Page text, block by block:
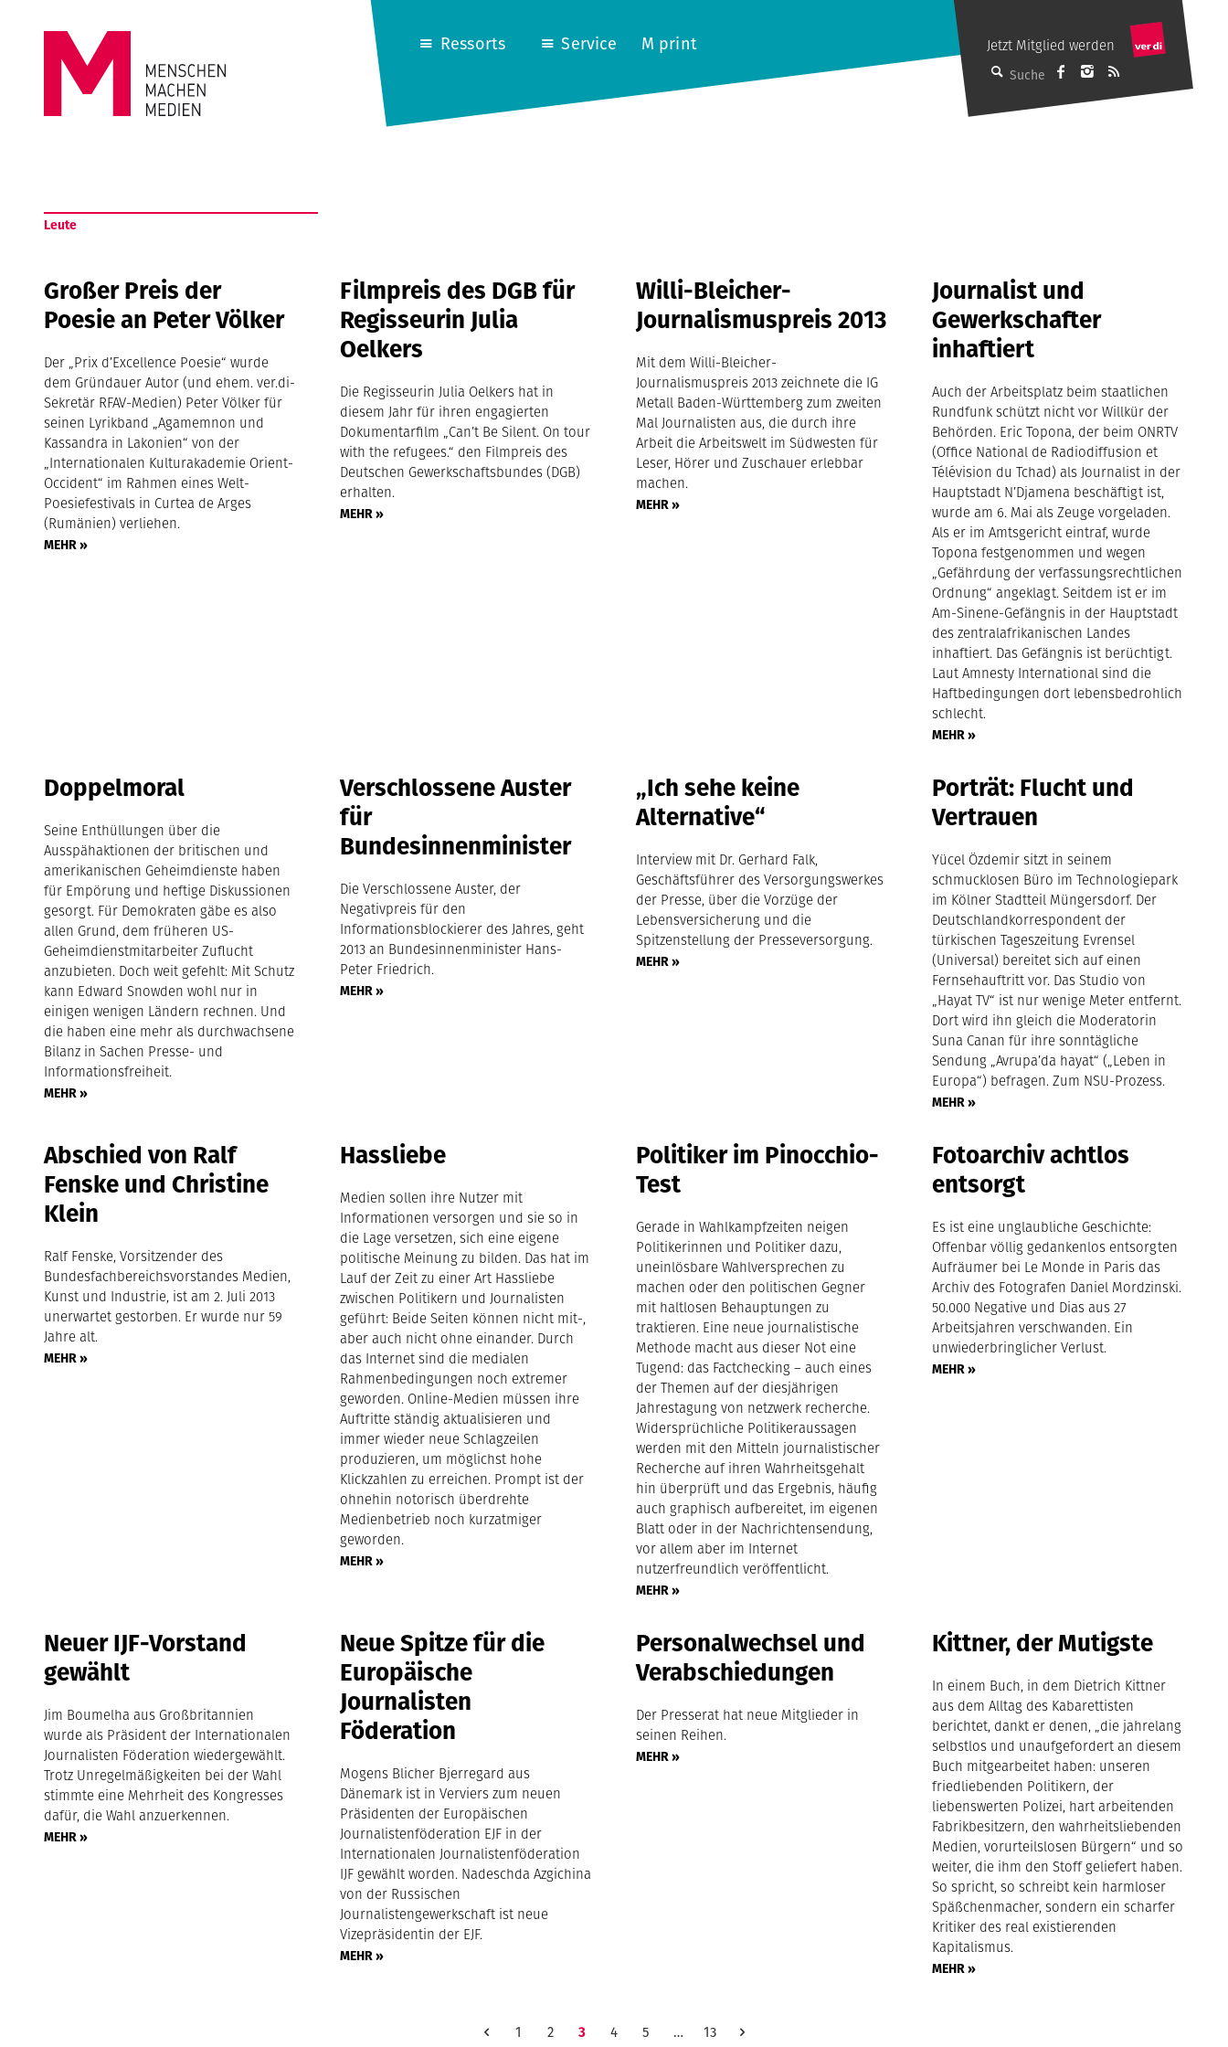
MACHEN
MEDIEN
Ressorts Service M print Jetzt Mitglied werden
Suche dju auf Facebook
M auf Instagram
Abonniere
Leute
Großer Preis der
Poesie an Peter Völker
Der „Prix d’Excellence Poesie“ wurde
dem Gründauer Autor (und ehem. ver.di-
Sekretär RFAV-Medien) Peter Völker für
seinen Lyrikband „Agamemnon und
Kassandra in Lakonien“ von der
„Internationalen Kulturakademie Orient-
Occident“ im Rahmen eines Welt-
Poesiefestivals in Curtea de Arges
(Rumänien) verliehen.
MEHR »
Filmpreis des DGB für
Regisseurin Julia
Oelkers
Die Regisseurin Julia Oelkers hat in
diesem Jahr für ihren engagierten
Dokumentarfilm „Can’t Be Silent. On tour
with the refugees.“ den Filmpreis des
Deutschen Gewerkschaftsbundes (DGB)
erhalten.
MEHR »
Willi-Bleicher-
Journalismuspreis 2013
Mit dem Willi-Bleicher-
Journalismuspreis 2013 zeichnete die IG
Metall Baden-Württemberg zum zweiten
Mal Journalisten aus, die durch ihre
Arbeit die Arbeitswelt im Südwesten für
Leser, Hörer und Zuschauer erlebbar
machen.
MEHR »
Journalist und
Gewerkschafter
inhaftiert
Auch der Arbeitsplatz beim staatlichen
Rundfunk schützt nicht vor Willkür der
Behörden. Eric Topona, der beim ONRTV
(Office National de Radiodiffusion et
Télévision du Tchad) als Journalist in der
Hauptstadt N’Djamena beschäftigt ist,
wurde am 6. Mai als Zeuge vorgeladen.
Als er im Amtsgericht eintraf, wurde
Topona festgenommen und wegen
„Gefährdung der verfassungsrechtlichen
Ordnung“ angeklagt. Seitdem ist er im
Am-Sinene-Gefängnis in der Hauptstadt
des zentralafrikanischen Landes
inhaftiert. Das Gefängnis ist berüchtigt.
Laut Amnesty International sind die
Haftbedingungen dort lebensbedrohlich
schlecht.
MEHR »
Doppelmoral
Seine Enthüllungen über die
Ausspähaktionen der britischen und
amerikanischen Geheimdienste haben
für Empörung und heftige Diskussionen
gesorgt. Für Demokraten gäbe es also
allen Grund, dem früheren US-
Geheimdienstmitarbeiter Zuflucht
anzubieten. Doch weit gefehlt: Mit Schutz
kann Edward Snowden wohl nur in
einigen wenigen Ländern rechnen. Und
die haben eine mehr als durchwachsene
Bilanz in Sachen Presse- und
Informationsfreiheit.
MEHR »
Verschlossene Auster
für
Bundesinnenminister
Die Verschlossene Auster, der
Negativpreis für den
Informationsblockierer des Jahres, geht
2013 an Bundesinnenminister Hans-
Peter Friedrich.
MEHR »
„Ich sehe keine
Alternative“
Interview mit Dr. Gerhard Falk,
Geschäftsführer des Versorgungswerkes
der Presse, über die Vorzüge der
Lebensversicherung und die
Spitzenstellung der Presseversorgung.
MEHR »
Porträt: Flucht und
Vertrauen
Yücel Özdemir sitzt in seinem
schmucklosen Büro im Technologiepark
im Kölner Stadtteil Müngersdorf. Der
Deutschlandkorrespondent der
türkischen Tageszeitung Evrensel
(Universal) bereitet sich auf einen
Fernsehauftritt vor. Das Studio von
„Hayat TV“ ist nur wenige Meter entfernt.
Dort wird ihn gleich die Moderatorin
Suna Canan für ihre sonntägliche
Sendung „Avrupa’da hayat“ („Leben in
Europa“) befragen. Zum NSU-Prozess.
MEHR »
Abschied von Ralf
Fenske und Christine
Klein
Ralf Fenske, Vorsitzender des
Bundesfachbereichsvorstandes Medien,
Kunst und Industrie, ist am 2. Juli 2013
unerwartet gestorben. Er wurde nur 59
Jahre alt.
MEHR »
Hassliebe
Medien sollen ihre Nutzer mit
Informationen versorgen und sie so in
die Lage versetzen, sich eine eigene
politische Meinung zu bilden. Das hat im
Lauf der Zeit zu einer Art Hassliebe
zwischen Politikern und Journalisten
geführt: Beide Seiten können nicht mit-,
aber auch nicht ohne einander. Durch
das Internet sind die medialen
Rahmenbedingungen noch extremer
geworden. Online-Medien müssen ihre
Auftritte ständig aktualisieren und
immer wieder neue Schlagzeilen
produzieren, um möglichst hohe
Klickzahlen zu erreichen. Prompt ist der
ohnehin notorisch überdrehte
Medienbetrieb noch kurzatmiger
geworden.
MEHR »
Politiker im Pinocchio-
Test
Gerade in Wahlkampfzeiten neigen
Politikerinnen und Politiker dazu,
uneinlösbare Wahlversprechen zu
machen oder den politischen Gegner
mit haltlosen Behauptungen zu
traktieren. Eine neue journalistische
Methode macht aus dieser Not eine
Tugend: das Factchecking – auch eines
der Themen auf der diesjährigen
Jahrestagung von netzwerk recherche.
Widersprüchliche Politikeraussagen
werden mit den Mitteln journalistischer
Recherche auf ihren Wahrheitsgehalt
hin überprüft und das Ergebnis, häufig
auch graphisch aufbereitet, im eigenen
Blatt oder in der Nachrichtensendung,
vor allem aber im Internet
nutzerfreundlich veröffentlicht.
MEHR »
Fotoarchiv achtlos
entsorgt
Es ist eine unglaubliche Geschichte:
Offenbar völlig gedankenlos entsorgten
Aufräumer bei Le Monde in Paris das
Archiv des Fotografen Daniel Mordzinski.
50.000 Negative und Dias aus 27
Arbeitsjahren verschwanden. Ein
unwiederbringlicher Verlust.
MEHR »
Neuer IJF-Vorstand
gewählt
Jim Boumelha aus Großbritannien
wurde als Präsident der Internationalen
Journalisten Föderation wiedergewählt.
Trotz Unregelmäßigkeiten bei der Wahl
stimmte eine Mehrheit des Kongresses
dafür, die Wahl anzuerkennen.
MEHR »
Neue Spitze für die
Europäische
Journalisten
Föderation
Mogens Blicher Bjerregard aus
Dänemark ist in Verviers zum neuen
Präsidenten der Europäischen
Journalistenföderation EJF in der
Internationalen Journalistenföderation
IJF gewählt worden. Nadeschda Azgichina
von der Russischen
Journalistengewerkschaft ist neue
Vizepräsidentin der EJF.
MEHR »
Personalwechsel und
Verabschiedungen
Der Presserat hat neue Mitglieder in
seinen Reihen.
MEHR »
Kittner, der Mutigste
In einem Buch, in dem Dietrich Kittner
aus dem Alltag des Kabarettisten
berichtet, dankt er denen, „die jahrelang
selbstlos und unaufgefordert an diesem
Buch mitgearbeitet haben: unseren
friedliebenden Politikern, der
liebenswerten Polizei, hart arbeitenden
Fabrikbesitzern, den wahrheitsliebenden
Medien, vorurteilslosen Bürgern“ und so
weiter, die ihm den Stoff geliefert haben.
So spricht, so schreibt kein harmloser
Späßchenmacher, sondern ein scharfer
Kritiker des real existierenden
Kapitalismus.
MEHR »
1 2 3 4 5 … 13